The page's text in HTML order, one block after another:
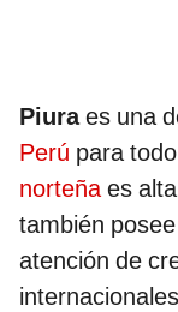
Piuraes una
Perú para
norteñaes
también
atención de